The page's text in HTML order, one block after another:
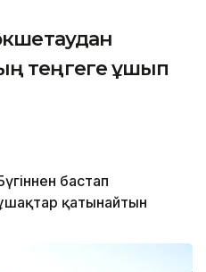
теңгеге ұшып
бастап
қатынайтын